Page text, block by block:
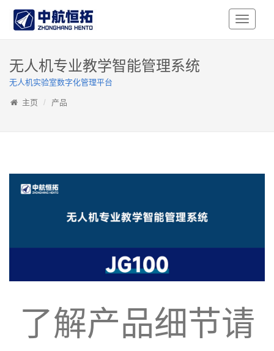
Toggle
无人机专业教学智能管理系统
无人机实验室数字化管理平台
主页 产品
了解产品细节请